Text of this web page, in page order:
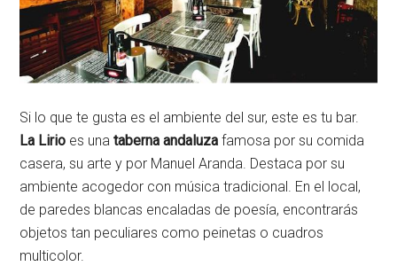
Si lo que te gusta es el ambiente del sur, este es tu bar.
La Lirio es unataberna andaluza famosa por su comida
casera, su arte y por Manuel Aranda. Destaca por su
ambiente acogedor con música tradicional. En el local,
de paredes blancas encaladas de poesía, encontrarás
objetos tan peculiares como peinetas o cuadros
multicolor.